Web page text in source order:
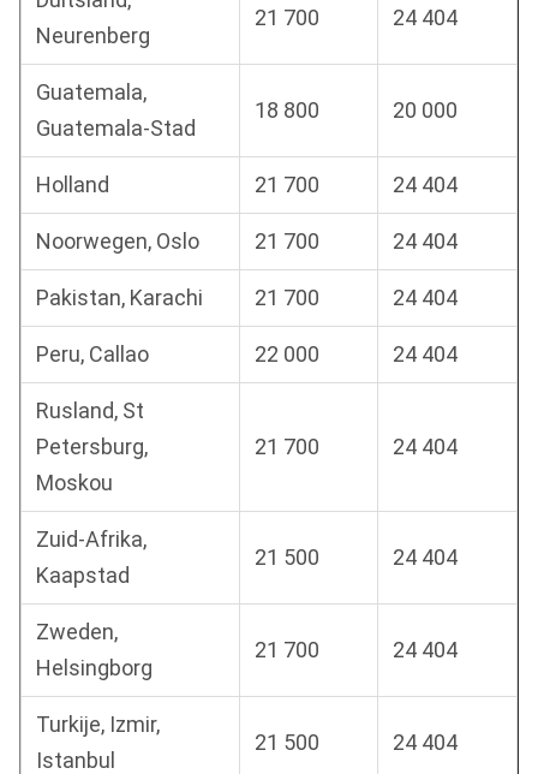
Neurenberg
21 700 24 404
Guatemala,
Guatemala-Stad
18 800 20 000
Holland 21 700 24 404
Noorwegen, Oslo 21 700 24 404
Pakistan, Karachi 21 700 24 404
Peru, Callao 22 000 24 404
Rusland, St
Petersburg,
Moskou
21 700 24 404
Zuid-Afrika,
Kaapstad
21 500 24 404
Zweden,
Helsingborg
21 700 24 404
Turkije, Izmir,
Istanbul
21 500 24 404